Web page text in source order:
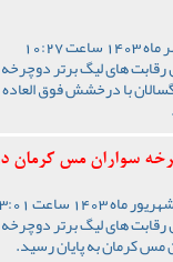
رقابت های لیگ برتر
با درخشش فوق
سواران مس کرمان
رقابت های لیگ برتر
مس کرمان به پایان رسید.